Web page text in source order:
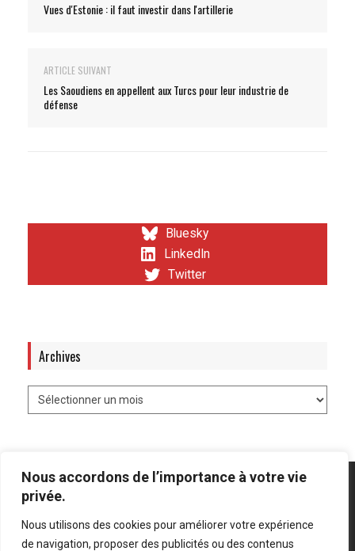
Nous accordons de l’importance à votre vie
privée.
Nous utilisons des cookies pour améliorer votre expérience
de navigation, proposer des publicités ou des contenus
Vues d'Estonie : il faut investir dans l'artillerie
ARTICLE SUIVANT
Les Saoudiens en appellent aux Turcs pour leur industrie de
défense
Bluesky
LinkedIn
Twitter
Archives
Mentions légales Politique de confidentialité